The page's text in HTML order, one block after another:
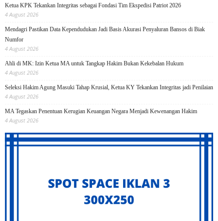
Ketua KPK Tekankan Integritas sebagai Fondasi Tim Ekspedisi Patriot 2026
4 August 2026
Mendagri Pastikan Data Kependudukan Jadi Basis Akurasi Penyaluran Bansos di Biak
Numfor
4 August 2026
Ahli di MK: Izin Ketua MA untuk Tangkap Hakim Bukan Kekebalan Hukum
4 August 2026
Seleksi Hakim Agung Masuki Tahap Krusial, Ketua KY Tekankan Integritas jadi Penilaian
4 August 2026
MA Tegaskan Penentuan Kerugian Keuangan Negara Menjadi Kewenangan Hakim
4 August 2026